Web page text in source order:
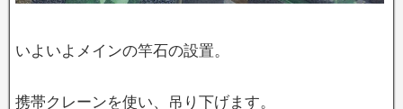
いよいよメインの竿石の設置。
携帯クレーンを使い、吊り下げます。